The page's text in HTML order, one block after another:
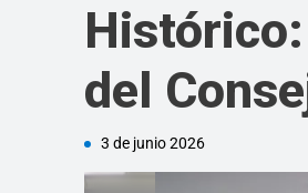
del
3 de junio 2026